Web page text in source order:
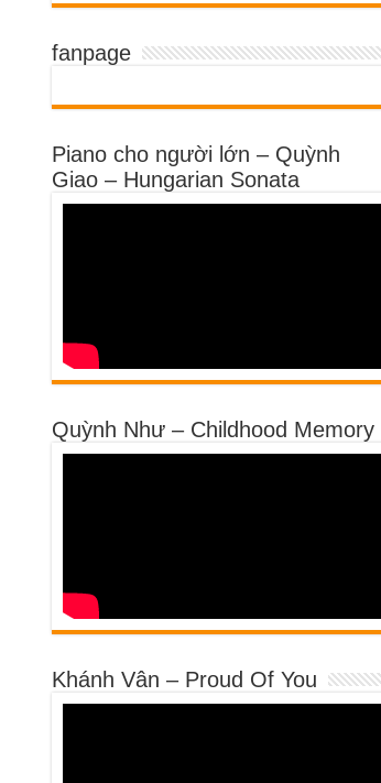
fanpage
Piano cho người lớn – Quỳnh
Giao – Hungarian Sonata
Quỳnh Như – Childhood Memory
Khánh Vân – Proud Of You